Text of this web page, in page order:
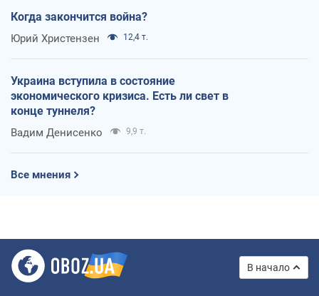
Когда закончится война?
Юрий Христензен 12,4 т.
Украина вступила в состояние
экономического кризиса. Есть ли свет в
конце туннеля?
Вадим Денисенко 9,9 т.
Все мнения
В начало